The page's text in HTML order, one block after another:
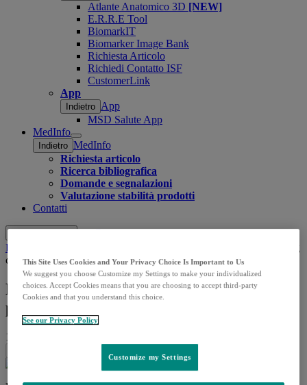
Atlante Anatomico 3D [NEW]
E.R.R.E Tool
BiomarkIT
Biomarker Image Bank
Richiesta Articolo
Richiedi Contatto ISF
CustomerLink
App
Indietro App
MSD Salute App
MedInfo
Open
submenu
Indietro MedInfo
Richiesta articolo
Ricerca bibliografica
Domande e segnalazioni
Valutazione stabilità prodotti
Contatti
Cerca
Home
covid nei pazienti con disturbi mentali gravi
Rischio aumentato di long covid nei
pazienti con disturbi mentali gravi
17.11.2025
This Site Uses Cookies and Your Privacy Choice Is Important to Us
We suggest you choose Customize my Settings to make your individualized
choices. Accept Cookies means that you are choosing to accept third-party
Cookies and that you understand this choice.
See our Privacy Policy
Customize my Settings